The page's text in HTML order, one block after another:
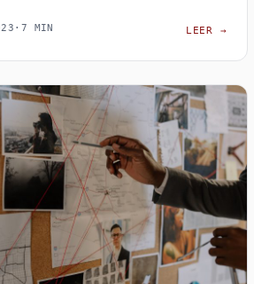
PRIVADA EN MÉXICO: PERSONAS,
· 7 MIN LEER→